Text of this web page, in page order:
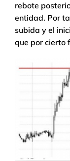
rebote
entidad. Por
subida y el
que por cierto